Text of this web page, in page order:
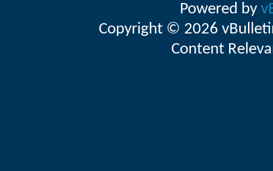
Powered by
Copyright © 2026
Content